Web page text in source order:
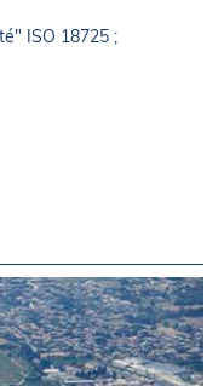
ISO 18725 ;